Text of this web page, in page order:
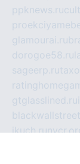
ppknews.ru
glamourai.ru
dorogoe58.ru
sageerp.ru
gtglasslined.ru
ikuch.ru